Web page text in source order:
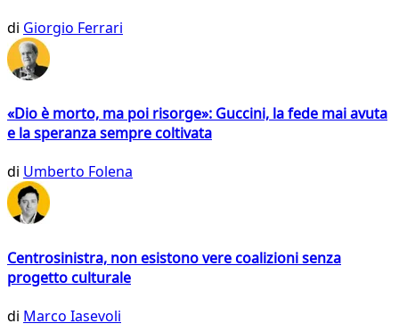
di Giorgio Ferrari
«Dio è morto, ma poi risorge»: Guccini, la fede mai avuta
e la speranza sempre coltivata
di Umberto Folena
Centrosinistra, non esistono vere coalizioni senza
progetto culturale
di Marco Iasevoli